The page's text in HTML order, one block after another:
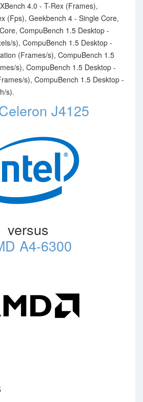
4.0 - T-Rex (Frames),
(Fps), Geekbench 4 - Single Core,
CompuBench 1.5 Desktop -
s), CompuBench 1.5 Desktop -
(Frames/s), CompuBench 1.5
s), CompuBench 1.5 Desktop -
s), CompuBench 1.5 Desktop -
s).
J4125
versus
A4-6300